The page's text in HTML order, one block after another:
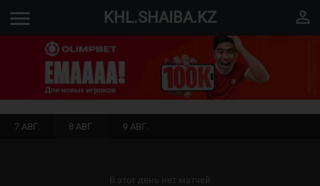
menu KHL.SHAIBA.KZ perm_identity
7 АВГ. 8 АВГ. 9 АВГ.
В этот день нет матчей